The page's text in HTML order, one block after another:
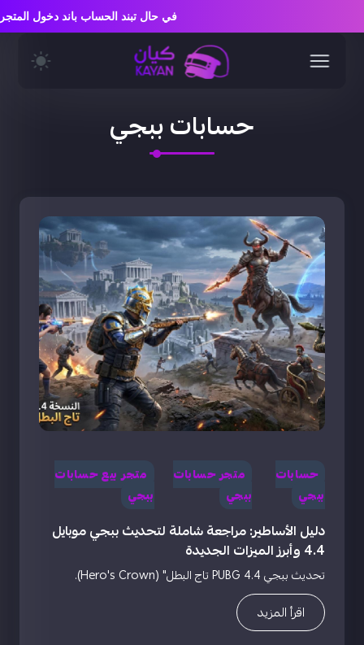
حسابات ببجي
حسابات
ببجي
متجر حسابات
ببجي
متجر بيع حسابات
ببجي
دليل الأساطير: مراجعة شاملة لتحديث ببجي موبايل
4.4 وأبرز الميزات الجديدة
تحديث ببجي PUBG 4.4 تاج البطل" (Hero's Crown).
اقرأ المزيد
في حال تبند الحساب